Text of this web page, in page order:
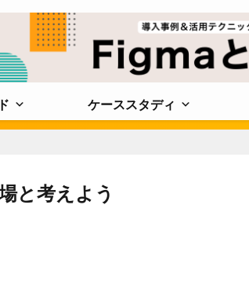
ケーススタディ
と考えよう